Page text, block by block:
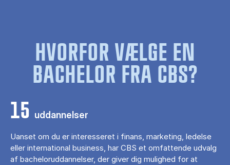
HVORFOR VÆLGE EN
BACHELOR FRA CBS?
15 uddannelser
Uanset om du er interesseret i finans, marketing, ledelse
eller international business, har CBS et omfattende udvalg
af bacheloruddannelser, der giver dig mulighed for at